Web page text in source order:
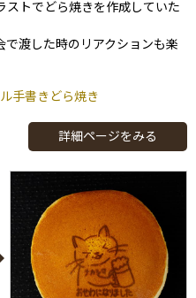
ストでどら焼きを作成していた
で渡した時のリアクションも楽
手書きどら焼き
詳細ページをみる